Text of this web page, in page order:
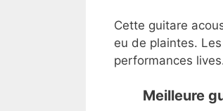
Cette guitare
eu de plaintes.
performances
Meilleure